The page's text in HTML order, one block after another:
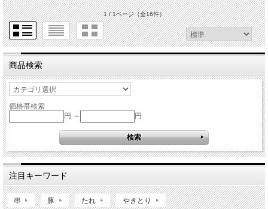
1 / 1ページ（全16件）
商品検索
価格帯検索
円 ～
円
注目キーワード
串 豚 たれ やきとり